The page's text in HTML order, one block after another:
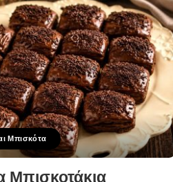
Μπισκότα
Μπισκοτάκια